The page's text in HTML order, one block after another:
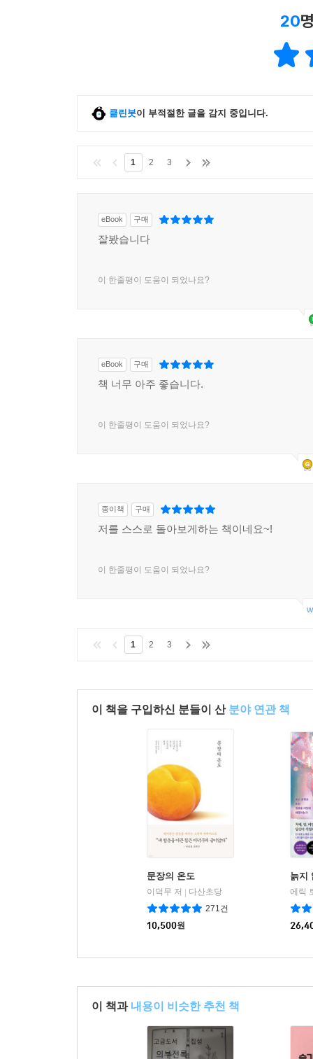
20
클린봇이 부적절한 글을 감지 중입니다.
1 2 3
eBook 구매
잘봤습니다
이 한줄평이 도움이 되었나요?
eBook 구매
책 너무 아주 좋습니다.
이 한줄평이 도움이 되었나요?
종이책 구매
저를 스스로 돌아보게하는 책이네요~!
이 한줄평이 도움이 되었나요?
1 2 3
이 책을 구입하신 분들이 산 분야 연관 책
문장의 온도
이덕무 저 | 다산초당
271건
10,500원
늙지
에릭
이 책과 내용이 비슷한 추천 책